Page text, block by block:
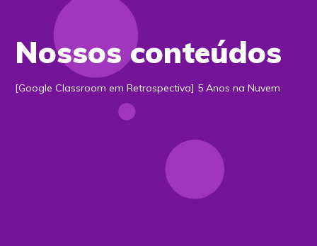
Nossos conteúdos
[Google Classroom em Retrospectiva] 5 Anos na Nuvem